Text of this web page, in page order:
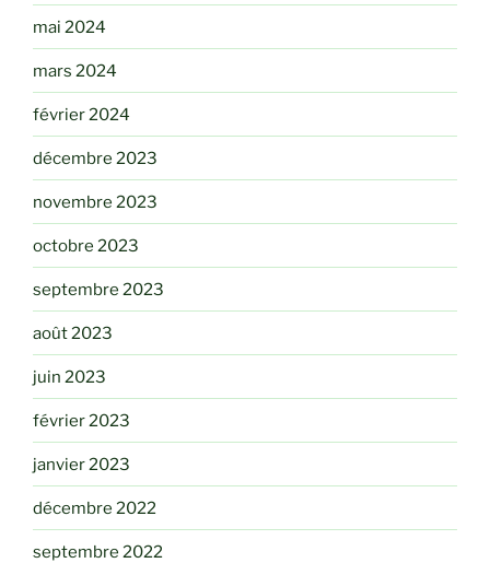
mai 2024
mars 2024
février 2024
décembre 2023
novembre 2023
octobre 2023
septembre 2023
août 2023
juin 2023
février 2023
janvier 2023
décembre 2022
septembre 2022